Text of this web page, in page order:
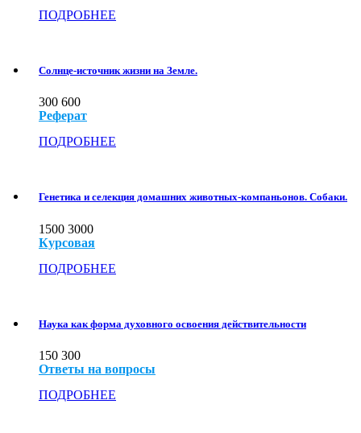
ПОДРОБНЕЕ
Солнце-источник жизни на Земле.
300 600
Реферат
ПОДРОБНЕЕ
Генетика и селекция домашних животных-компаньонов. Собаки.
1500 3000
Курсовая
ПОДРОБНЕЕ
Наука как форма духовного освоения действительности
150 300
Ответы на вопросы
ПОДРОБНЕЕ